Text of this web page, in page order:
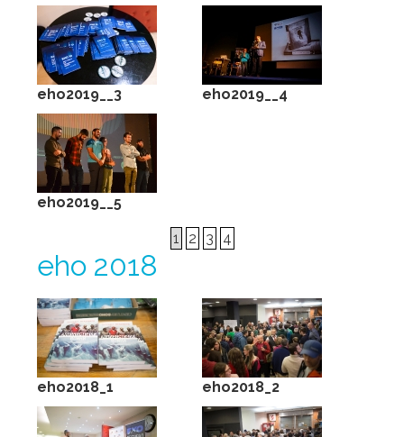
eho2019__3 eho2019__4
eho2019__5
1 2 3 4
eho 2018
eho2018_1 eho2018_2